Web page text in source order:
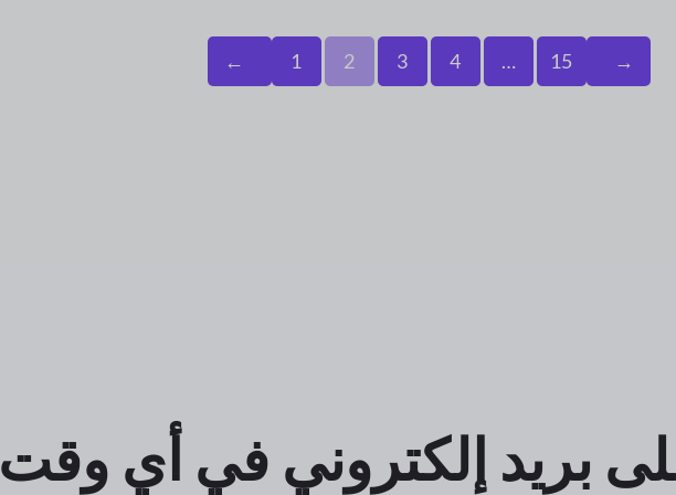
← 1 2 3 4 … 15 →
بريد إلكتروني في أي وقت